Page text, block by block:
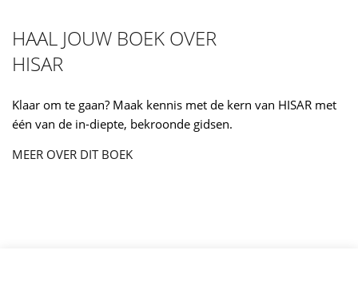
HAAL JOUW BOEK OVER
HISAR
Klaar om te gaan? Maak kennis met de kern van HISAR met
één van de in-diepte, bekroonde gidsen.
MEER OVER DIT BOEK